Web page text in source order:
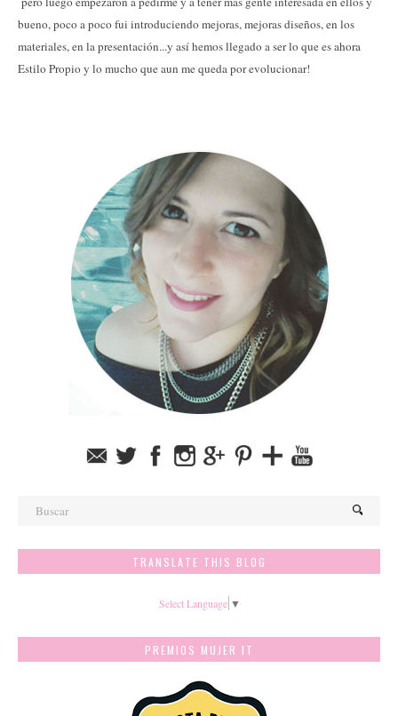
bueno, poco a poco fui introduciendo mejoras, mejoras diseños, en los
materiales, en la presentación...y así hemos llegado a ser lo que es ahora
Estilo Propio y lo mucho que aun me queda por evolucionar!
TRANSLATE THIS BLOG
Select Language ▼
PREMIOS MUJER IT